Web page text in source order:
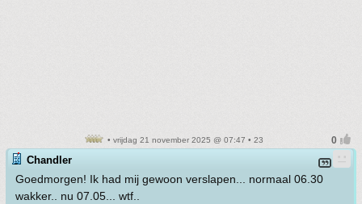
• vrijdag 21 november 2025 @ 07:47 • 23
Chandler
Goedmorgen! Ik had mij gewoon verslapen... normaal 06.30
wakker.. nu 07.05... wtf..